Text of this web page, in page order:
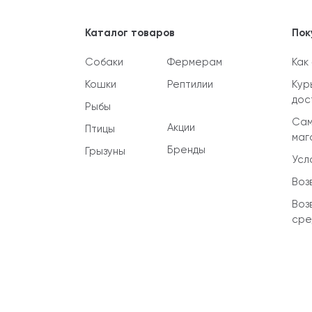
Каталог товаров
Собаки
Кошки
Рыбы
Птицы
Грызуны
Фермерам
Рептилии
Акции
Бренды
Как